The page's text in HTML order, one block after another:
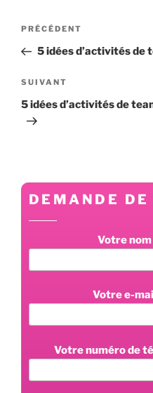
Navigation
l’article
Article
précédent
PRÉCÉDENT
5 idées d’activités de
Article
suivant
SUIVANT
5 idées d’activités de
DEMANDE DE
Votre
Votre e-
Votre numéro de